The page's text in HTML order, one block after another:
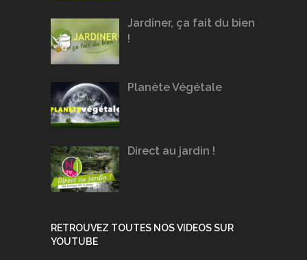
Jardiner, ça fait du bien
!
Planète Végétale
Direct au jardin !
RETROUVEZ TOUTES NOS VIDEOS SUR
YOUTUBE